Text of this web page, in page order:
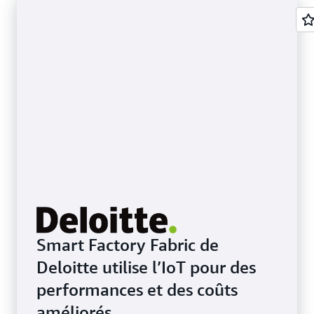
Smart Factory Fabric de
Deloitte utilise l’IoT pour des
performances et des coûts